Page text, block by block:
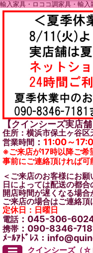
輸入家具・ロココ調家具・輸
【クインシーズ実店舗
住所：横浜市保土ヶ谷
営業時間 ： 11:00～
※ご来店が17時以降ご希
事前にご連絡頂ければ可
＜ご来店のお客様にお願
日によっては配送の都合
開店時間が遅くなる場合
ご来店の場合はご連絡頂
定休日：日曜日
電話：045-306-6024
携帯 ：090-8346-
ﾒｰﾙｱﾄﾞﾚｽ：
クインシーズ（